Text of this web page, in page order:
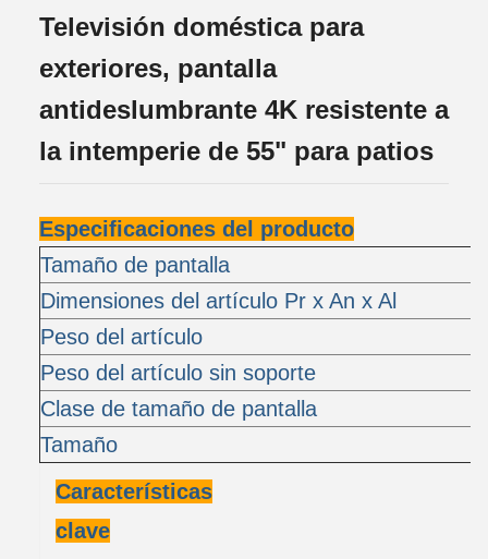
Televisión doméstica para
exteriores, pantalla
antideslumbrante 4K resistente a
la intemperie de 55" para patios
Especificaciones del producto
Tamaño de pantalla
Dimensiones del artículo Pr x An x Al
Peso del artículo
Peso del artículo sin soporte
Clase de tamaño de pantalla
Tamaño
Características
clave